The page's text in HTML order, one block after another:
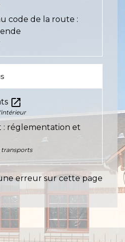
code de la route :
open_in_new
: réglementation et
transports
erreur sur cette page